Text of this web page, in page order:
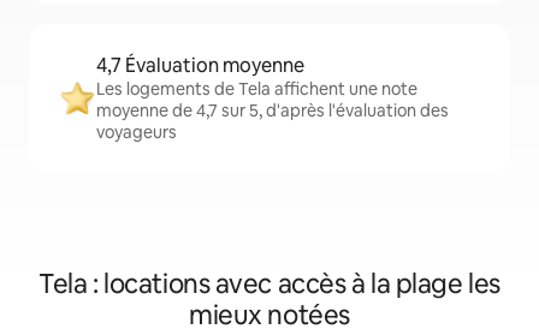
4,7 Évaluation moyenne
Les logements de Tela affichent une note
moyenne de 4,7 sur 5, d'après l'évaluation des
voyageurs
Tela : locations avec accès à la plage les
mieux notées